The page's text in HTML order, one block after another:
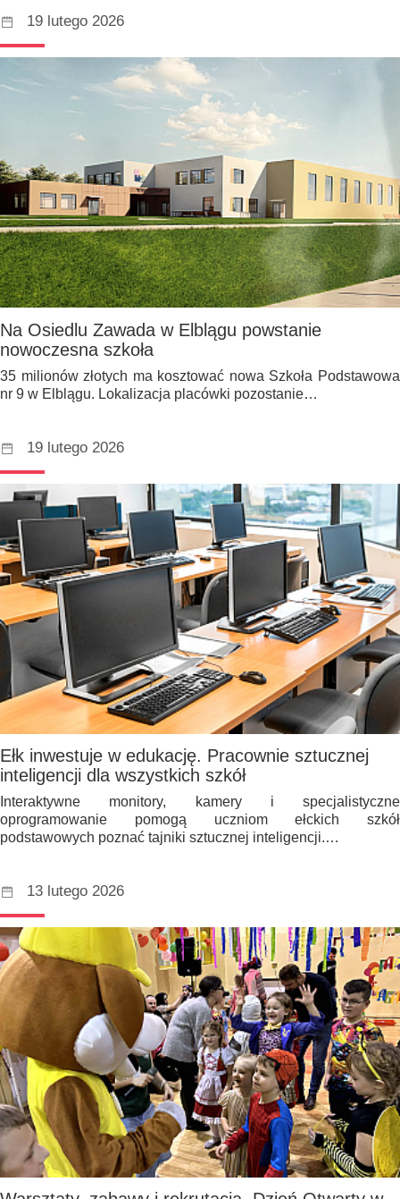
19 lutego 2026
Na Osiedlu Zawada w Elblągu powstanie
nowoczesna szkoła
35 milionów złotych ma kosztować nowa Szkoła Podstawowa
nr 9 w Elblągu. Lokalizacja placówki pozostanie…
19 lutego 2026
Ełk inwestuje w edukację. Pracownie sztucznej
inteligencji dla wszystkich szkół
Interaktywne monitory, kamery i specjalistyczne
oprogramowanie pomogą uczniom ełckich szkół
podstawowych poznać tajniki sztucznej inteligencji.…
13 lutego 2026